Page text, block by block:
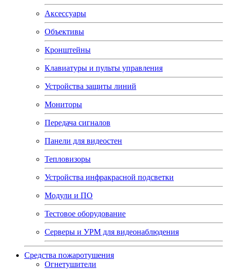
Аксессуары
Объективы
Кронштейны
Клавиатуры и пульты управления
Устройства защиты линий
Мониторы
Передача сигналов
Панели для видеостен
Тепловизоры
Устройства инфракрасной подсветки
Модули и ПО
Тестовое оборудование
Серверы и УРМ для видеонаблюдения
Средства пожаротушения
Огнетушители